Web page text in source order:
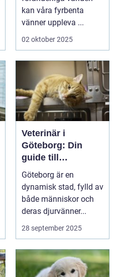
kan våra fyrbenta
vänner uppleva ...
02 oktober 2025
Veterinär i
Göteborg: Din
guide till
djursjukvård
Göteborg är en
dynamisk stad, fylld av
både människor och
deras djurvänner...
28 september 2025